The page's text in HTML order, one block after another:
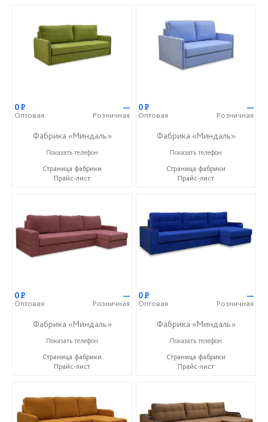
0Р
Оптовая
—
Розничная
Фабрика «Миндаль»
+7 (927) 630-62-82
Показать телефон
Страница фабрики
Прайс-лист
0Р
Оптовая
—
Розничная
Фабрика «Миндаль»
+7 (927) 630-62-82
Показать телефон
Страница фабрики
Прайс-лист
0Р
Оптовая
—
Розничная
Фабрика «Миндаль»
+7 (927) 630-62-82
Показать телефон
Страница фабрики
Прайс-лист
0Р
Оптовая
—
Розничная
Фабрика «Миндаль»
+7 (927) 630-62-82
Показать телефон
Страница фабрики
Прайс-лист